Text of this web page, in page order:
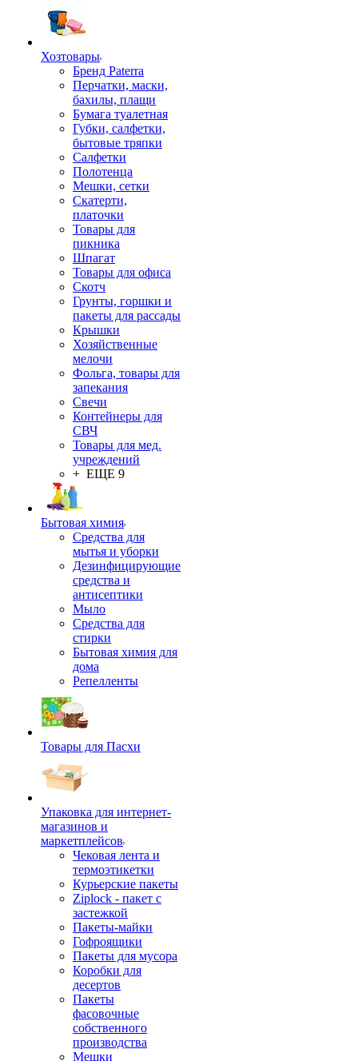
Хозтовары
Бренд Paterra
Перчатки, маски,
бахилы, плащи
Бумага туалетная
Губки, салфетки,
бытовые тряпки
Салфетки
Полотенца
Мешки, сетки
Скатерти,
платочки
Товары для
пикника
Шпагат
Товары для офиса
Скотч
Грунты, горшки и
пакеты для рассады
Крышки
Хозяйственные
мелочи
Фольга, товары для
запекания
Свечи
Контейнеры для
СВЧ
Товары для мед.
учреждений
+ ЕЩЕ 9
Бытовая химия
Средства для
мытья и уборки
Дезинфицирующие
средства и
антисептики
Мыло
Средства для
стирки
Бытовая химия для
дома
Репелленты
Товары для Пасхи
Упаковка для интернет-
магазинов и
маркетплейсов
Чековая лента и
термоэтикетки
Курьерские пакеты
Ziplock - пакет с
застежкой
Пакеты-майки
Гофроящики
Пакеты для мусора
Коробки для
десертов
Пакеты
фасовочные
собственного
производства
Мешки